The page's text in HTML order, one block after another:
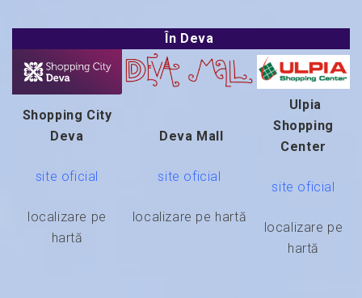
În Deva
Shopping City
Deva
site oficial
localizare pe
hartă
Deva Mall
site oficial
localizare pe hartă
Ulpia
Shopping
Center
site oficial
localizare pe
hartă